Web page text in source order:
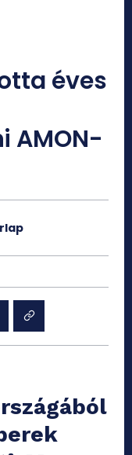
éves
AMON-